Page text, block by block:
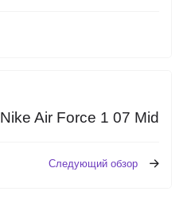
Nike Air Force 1 07 Mid
Следующий обзор